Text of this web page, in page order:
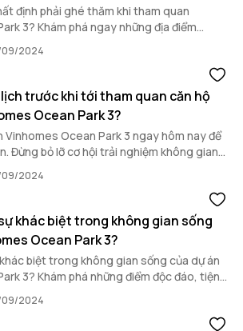
định phải ghé thăm khi tham quan
3? Khám phá ngay những địa điểm
đỉnh, trải nghiệm không gian sống đẳng
09/2024
trước khi tới tham quan căn hộ
Ocean Park 3?
Ocean Park 3 ngay hôm nay để
Đừng bỏ lỡ cơ hội trải nghiệm không gian
09/2024
khác biệt trong không gian sống
Ocean Park 3?
biệt trong không gian sống của dự án
3? Khám phá những điểm độc đáo, tiện
giúp bạn có cuộc sống hoàn hảo.
09/2024